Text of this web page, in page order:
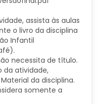
assista às aulas
o livro da disciplina
Infantil
necessita de título.
da atividade,
da disciplina.
somente a